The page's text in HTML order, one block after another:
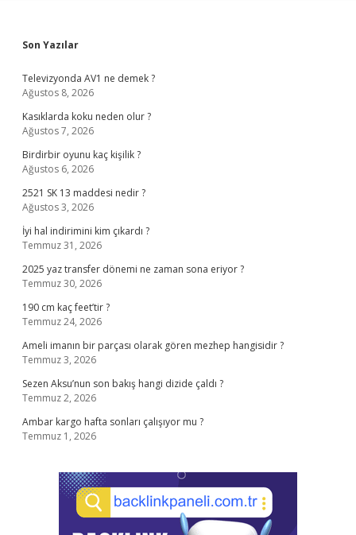
Sidebar
Son Yazılar
Televizyonda AV1 ne demek ?
Ağustos 8, 2026
Kasıklarda koku neden olur ?
Ağustos 7, 2026
Birdirbir oyunu kaç kişilik ?
Ağustos 6, 2026
2521 SK 13 maddesi nedir ?
Ağustos 3, 2026
İyi hal indirimini kim çıkardı ?
Temmuz 31, 2026
2025 yaz transfer dönemi ne zaman sona eriyor ?
Temmuz 30, 2026
190 cm kaç feet’tir ?
Temmuz 24, 2026
Ameli imanın bir parçası olarak gören mezhep hangisidir ?
Temmuz 3, 2026
Sezen Aksu’nun son bakış hangi dizide çaldı ?
Temmuz 2, 2026
Ambar kargo hafta sonları çalışıyor mu ?
Temmuz 1, 2026